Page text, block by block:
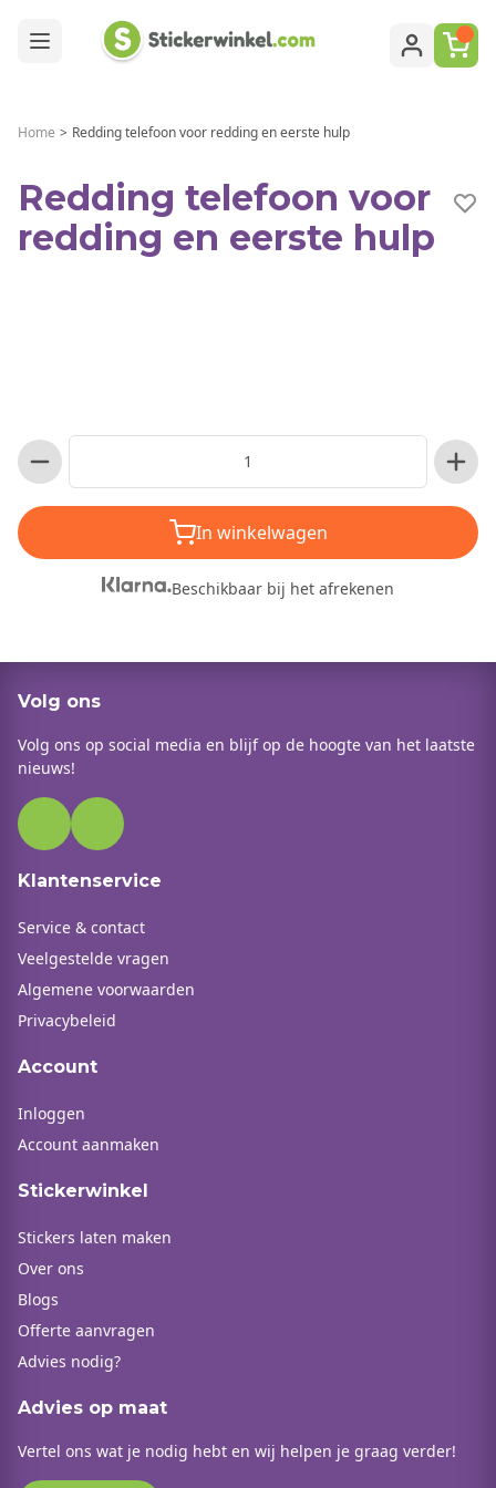
Home > Redding telefoon voor redding en eerste hulp
Redding telefoon voor
redding en eerste hulp
In winkelwagen
Beschikbaar bij het afrekenen
Volg ons
Volg ons op social media en blijf op de hoogte van het laatste
nieuws!
Klantenservice
Service & contact
Veelgestelde vragen
Algemene voorwaarden
Privacybeleid
Account
Inloggen
Account aanmaken
Stickerwinkel
Stickers laten maken
Over ons
Blogs
Offerte aanvragen
Advies nodig?
Advies op maat
Vertel ons wat je nodig hebt en wij helpen je graag verder!